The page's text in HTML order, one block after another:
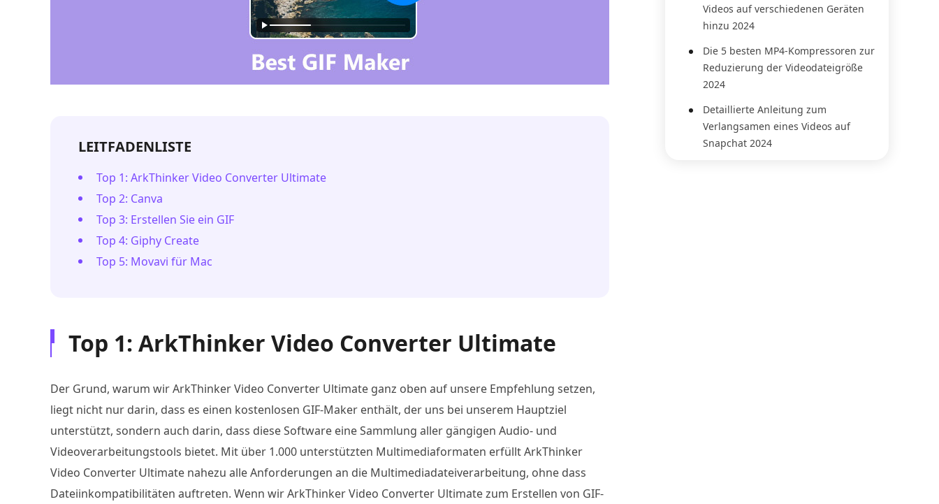
LEITFADENLISTE
Top 1: ArkThinker Video Converter Ultimate
Top 2: Canva
Top 3: Erstellen Sie ein GIF
Top 4: Giphy Create
Top 5: Movavi für Mac
Top 1: ArkThinker Video Converter Ultimate
Der Grund, warum wir ArkThinker Video Converter Ultimate ganz oben auf unsere Empfehlung setzen,
liegt nicht nur darin, dass es einen kostenlosen GIF-Maker enthält, der uns bei unserem Hauptziel
unterstützt, sondern auch darin, dass diese Software eine Sammlung aller gängigen Audio- und
Videoverarbeitungstools bietet. Mit über 1.000 unterstützten Multimediaformaten erfüllt ArkThinker
Video Converter Ultimate nahezu alle Anforderungen an die Multimediadateiverarbeitung, ohne dass
Dateiinkompatibilitäten auftreten. Wenn wir ArkThinker Video Converter Ultimate zum Erstellen von GIF-
Videos auf verschiedenen Geräten
hinzu 2024
Die 5 besten MP4-Kompressoren zur
Reduzierung der Videodateigröße
2024
Detaillierte Anleitung zum
Verlangsamen eines Videos auf
Snapchat 2024